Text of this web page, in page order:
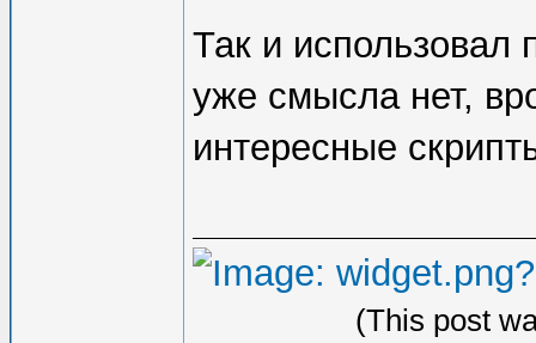
Так и использовал
уже смысла нет,
интересные
(This post